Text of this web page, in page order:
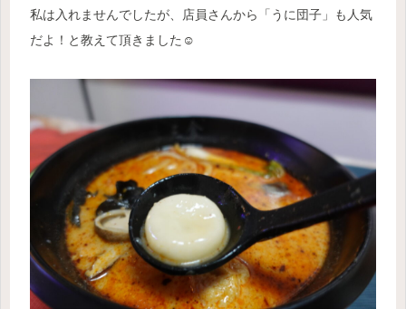
私は入れませんでしたが、店員さんから「うに団子」も人気
だよ！と教えて頂きました☺️